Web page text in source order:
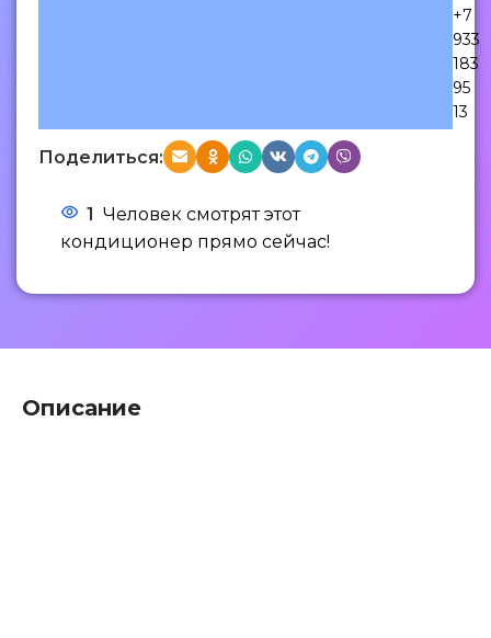
+7
933
183
95
13
Поделиться:
1
Человек смотрят этот
кондиционер прямо сейчас!
Описание